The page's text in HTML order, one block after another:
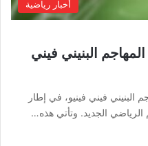
أخبار رياضية
البنيني فيني
البنيني فيني فينيو، في إطار
الجديد. وتأتي هذه…